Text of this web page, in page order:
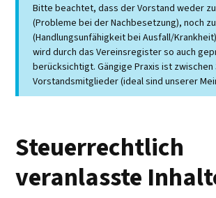
Bitte beachtet, dass der Vorstand weder
(Probleme bei der Nachbesetzung), noch
(Handlungsunfähigkeit bei Ausfall/
wird durch das Vereinsregister so auch
berücksichtigt. Gängige Praxis ist zwischen
Vorstandsmitglieder (ideal sind unserer
Steuerrechtlich
veranlasste